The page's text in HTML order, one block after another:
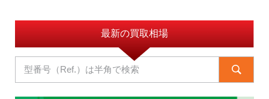
最新の買取相場